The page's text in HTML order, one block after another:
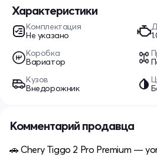
Характеристики
Комплектация
Не указано
Коробка
Вариатор
Кузов
Внедорожник
Комментарий продавца
🚗 Chery Tiggo 2 Pro Premium —